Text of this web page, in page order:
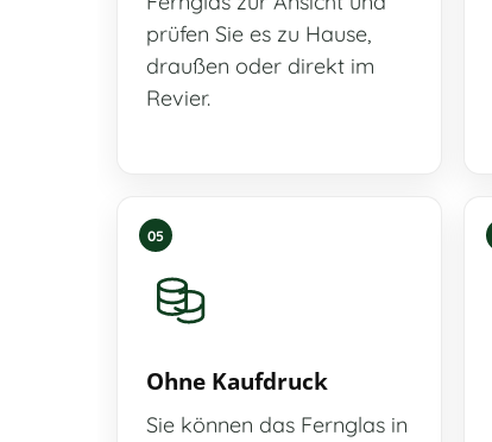
prüfen Sie es zu Hause,
draußen oder direkt im
Revier.
05
Ohne Kaufdruck
Sie können das Fernglas in